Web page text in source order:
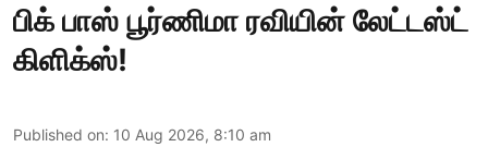
பிக் பாஸ் பூர்ணிமா ரவியின் லேட்டஸ்ட்
கிளிக்ஸ்!
Published on: 10 Aug 2026, 8:10 am